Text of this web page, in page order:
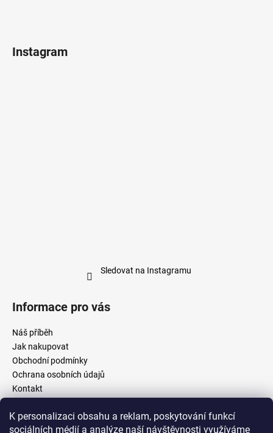
K personalizaci obsahu a reklam, poskytování funkcí
sociálních médií a analýze naší návštěvnosti využíváme
Instagram
Sledovat na Instagramu
Informace pro vás
Náš příběh
Jak nakupovat
Obchodní podmínky
Ochrana osobních údajů
Kontakt
Reklamační řád
Velkoobchodní spolupráce